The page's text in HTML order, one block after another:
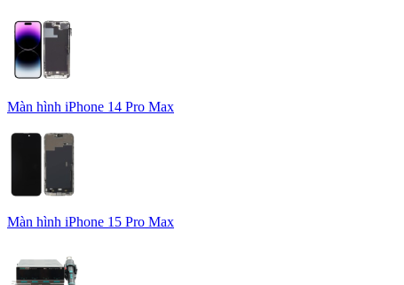
Màn hình iPhone 14 Pro Max
Màn hình iPhone 15 Pro Max